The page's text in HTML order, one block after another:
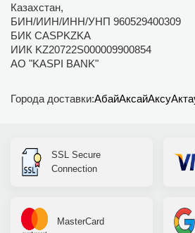
Казахстан,
БИН/ИИН/ИНН/УНП 960529400309
БИК CASPKZKA
ИИК KZ20722S000009900854
АО "KASPI BANK"
Города доставки:АбайАксайАксу
SSL Secure
Connection
MasterCard